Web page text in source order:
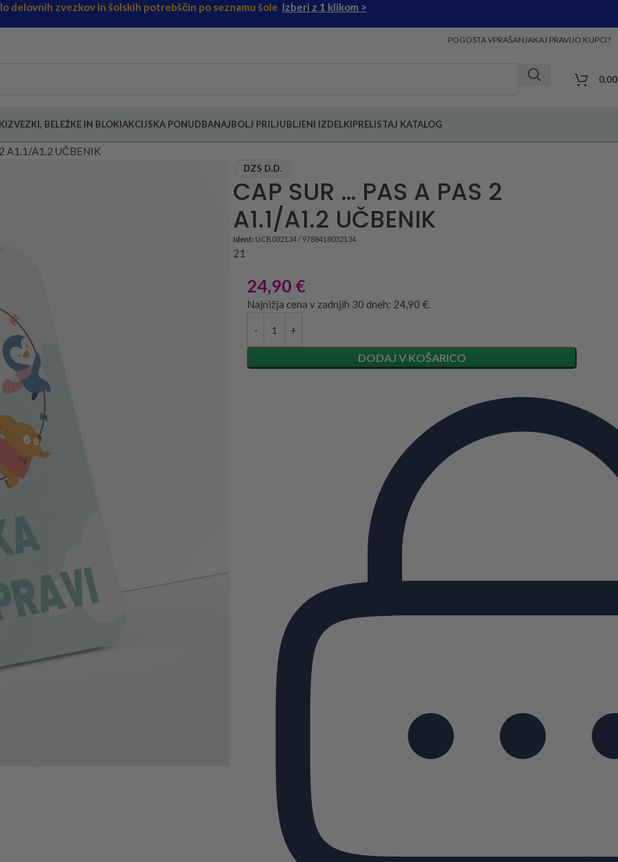
delovnih zvezkov in šolskih potrebščin po seznamu šole Izberi z 1 klikom >
POGOSTA VPRAŠANJAKAJ PRAVIJO KUPCI?
ZVEZKI, BELEŽKE IN BLOKIAKCIJSKA PONUDBANAJBOLJ PRILJUBLJENI IZDELKIPRELISTAJ KATALOG
A1.1/A1.2 UČBENIK
DZS D.D.
CAP SUR … PAS A PAS 2
A1.1/A1.2 UČBENIK
Ident: UCB032134 / 9788418032134
21
24,90 €
Najnižja cena v zadnjih 30 dneh: 24,90 €.
DODAJ V KOŠARICO